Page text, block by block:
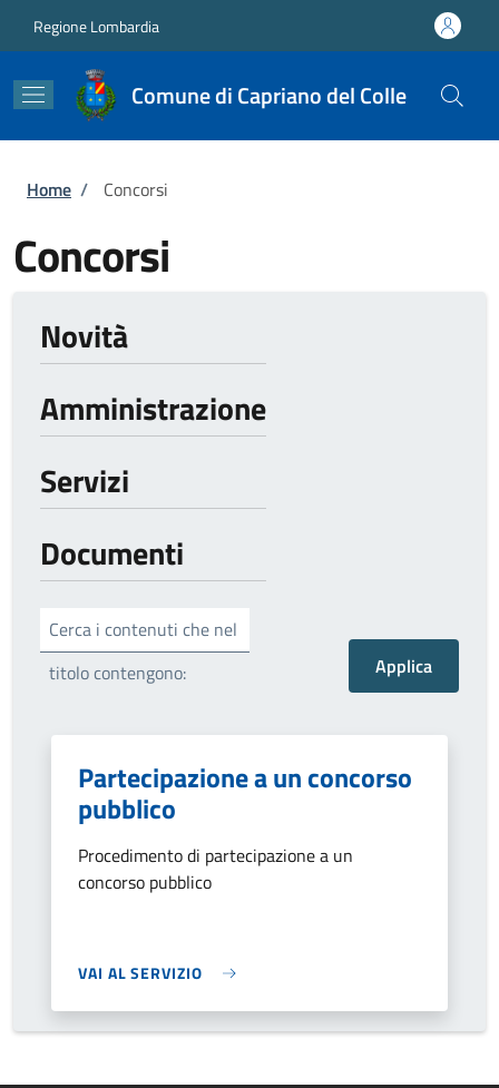
Regione Lombardia
Comune di Capriano del Colle
Briciole di pane
Home / Concorsi
Concorsi
Novità
Amministrazione
Servizi
Documenti
Cerca i contenuti che nel
titolo contengono:
Partecipazione a un concorso
pubblico
Procedimento di partecipazione a un
concorso pubblico
VAI AL SERVIZIO